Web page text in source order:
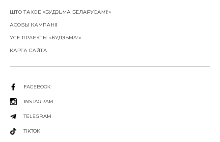
ШТО ТАКОЕ «БУДЗЬМА БЕЛАРУСАМІ!»
АСОБЫ КАМПАНІІ
УСЕ ПРАЕКТЫ «БУДЗЬМА!»
КАРТА САЙТА
FACEBOOK
INSTAGRAM
TELEGRAM
TIKTOK